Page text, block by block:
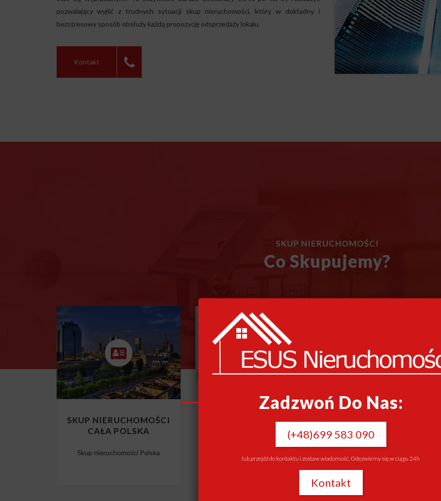
pozwalający wyjść z trudnych sytuacji skup nieruchomości, który w dokładny i
bezstresowy sposób obsłuży każdą propozycję odsprzedaży lokalu.
Kontakt
SKUP NIERUCHOMOŚCI
Co Skupujemy?
SKUP NIERUCHOMOŚCI
CAŁA POLSKA
Skup nieruchomości Polska
SKUP NIERUCHOMOŚCI
SKUP
Z KOMORNIKIEM
Zadzwoń Do Nas:
(+48)699 583 090
lub przejdź do kontaktu i zostaw wiadomość. Odezwiemy się w ciągu 24h
Kontakt